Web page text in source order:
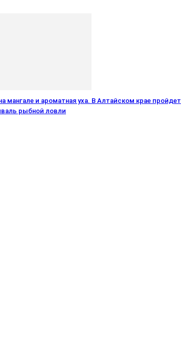
мангале и ароматная уха. В Алтайском крае пройдет
рыбной ловли